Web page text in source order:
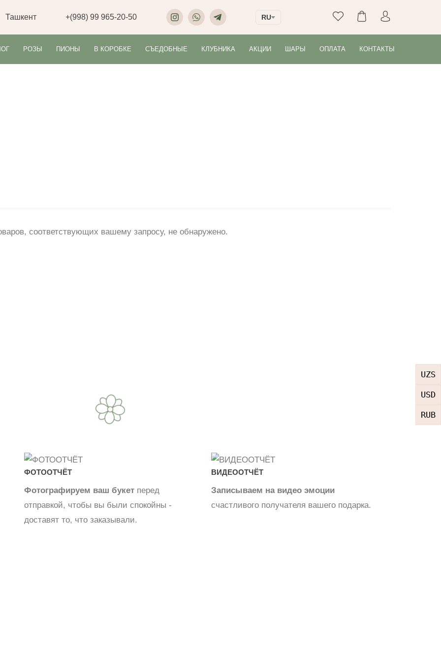
UZS
USD
RUB
Ташкент +(998) 99 965-20-50 RU
РОЗЫ ПИОНЫ В КОРОБКЕ СЪЕДОБНЫЕ КЛУБНИКА АКЦИИ ШАРЫ ОПЛАТА КОНТАКТЫ
соответствующих вашему запросу, не обнаружено.
ФОТООТЧЁТ
Фотографируем ваш букет перед
отправкой, чтобы вы были спокойны -
доставят то, что заказывали.
ВИДЕООТЧЁТ
Записываем на видео эмоции
счастливого получателя вашего подарка.